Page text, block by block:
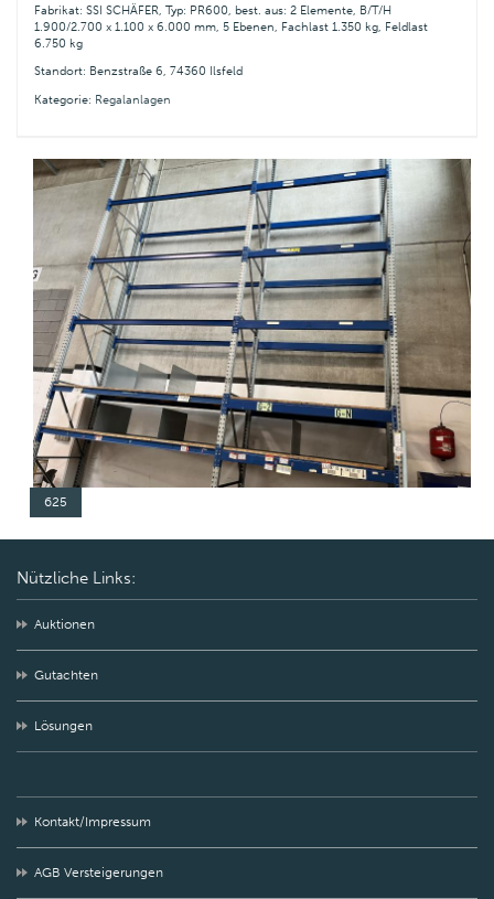
Fabrikat: SSI SCHÄFER, Typ: PR600, best. aus: 2 Elemente, B/T/H
1.900/2.700 x 1.100 x 6.000 mm, 5 Ebenen, Fachlast 1.350 kg, Feldlast
6.750 kg
Standort: Benzstraße 6, 74360 Ilsfeld
Kategorie: Regalanlagen
625
Nützliche Links:
Auktionen
Gutachten
Lösungen
Kontakt/Impressum
AGB Versteigerungen